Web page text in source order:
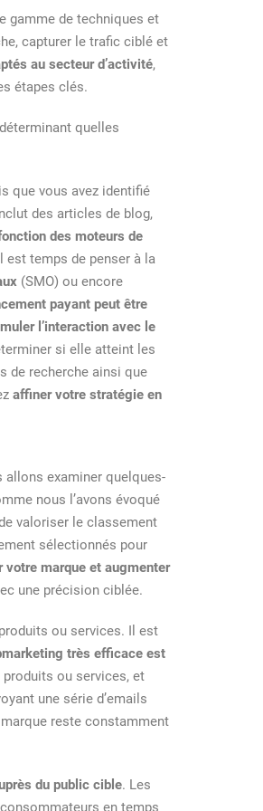
gamme de techniques et
capturer le trafic ciblé et
au secteur d’activité,
étapes clés.
quelles
que vous avez identifié
des articles de blog,
des moteurs de
est temps de penser à la
(SMO) ou encore
payant peut être
l’interaction avec le
si elle atteint les
de recherche ainsi que
affiner votre stratégie en
allons examiner quelques-
nous l’avons évoqué
valoriser le classement
sélectionnés pour
marque et augmenter
une précision ciblée.
ou services. Il est
très efficace est
ou services, et
une série d’emails
reste constamment
du public cible. Les
en temps